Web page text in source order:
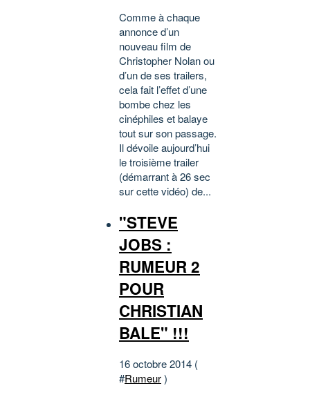
Comme à chaque
annonce d’un
nouveau film de
Christopher Nolan ou
d’un de ses trailers,
cela fait l’effet d’une
bombe chez les
cinéphiles et balaye
tout sur son passage.
Il dévoile aujourd’hui
le troisième trailer
(démarrant à 26 sec
sur cette vidéo) de...
"STEVE
JOBS :
RUMEUR 2
POUR
CHRISTIAN
BALE" !!!
16 octobre 2014 (
#Rumeur)